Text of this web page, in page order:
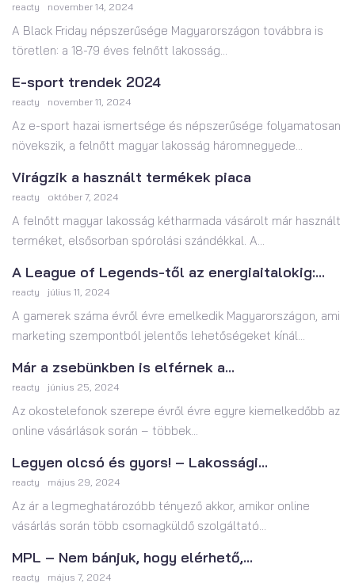
reacty november 14, 2024
A Black Friday népszerűsége Magyarországon továbbra is
töretlen: a 18-79 éves felnőtt lakosság...
E-sport trendek 2024
reacty november 11, 2024
Az e-sport hazai ismertsége és népszerűsége folyamatosan
növekszik, a felnőtt magyar lakosság háromnegyede...
Virágzik a használt termékek piaca
reacty október 7, 2024
A felnőtt magyar lakosság kétharmada vásárolt már használt
terméket, elsősorban spórolási szándékkal. A...
A League of Legends-től az energiaitalokig:...
reacty július 11, 2024
A gamerek száma évről évre emelkedik Magyarországon, ami
marketing szempontból jelentős lehetőségeket kínál...
Már a zsebünkben is elférnek a...
reacty június 25, 2024
Az okostelefonok szerepe évről évre egyre kiemelkedőbb az
online vásárlások során – többek...
Legyen olcsó és gyors! – Lakossági...
reacty május 29, 2024
Az ár a legmeghatározóbb tényező akkor, amikor online
vásárlás során több csomagküldő szolgáltató...
MPL – Nem bánjuk, hogy elérhető,...
reacty május 7, 2024